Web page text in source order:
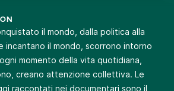
il mondo, dalla politica alla
incantano il mondo, scorrono intorno
momento della vita quotidiana,
creano attenzione collettiva. Le
raccontati nei documentari sono il